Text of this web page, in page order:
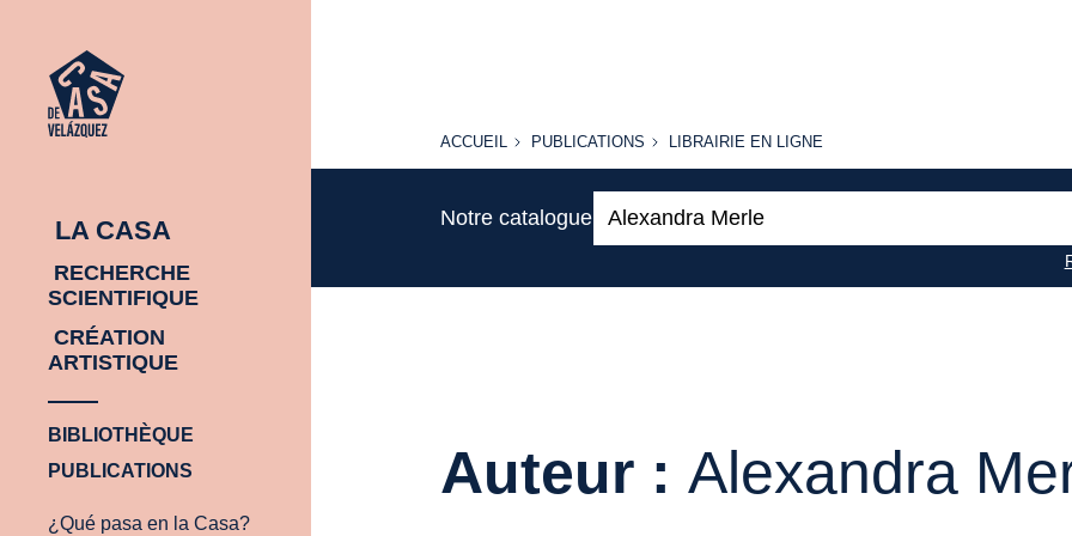
LA CASA
RECHERCHE
SCIENTIFIQUE
CRÉATION
ARTISTIQUE
BIBLIOTHÈQUE
PUBLICATIONS
¿Qué pasa en la Casa?
ACCUEIL
ACCUEIL PUBLICATIONS
PUBLICATIONS
LIBRAIRIE
LIBRAIRIE EN LIGNE
Notre catalogue:
Auteur :Alexandra